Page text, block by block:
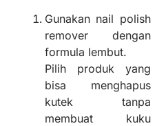
Gunakan nail polish
remover dengan
formula lembut.
Pilih produk yang
bisa menghapus
kutek tanpa
membuat kuku